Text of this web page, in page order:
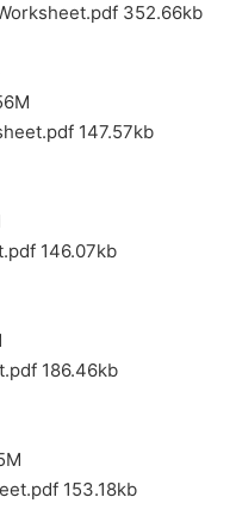
352.66kb
147.57kb
146.07kb
186.46kb
153.18kb